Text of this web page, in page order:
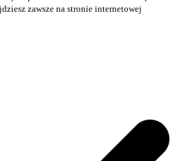
zawsze na stronie internetowej